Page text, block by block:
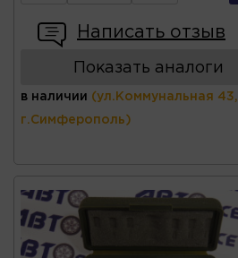
Написать отзыв
Показать аналоги
в наличии (ул.Коммунальная 43,
г.Симферополь)